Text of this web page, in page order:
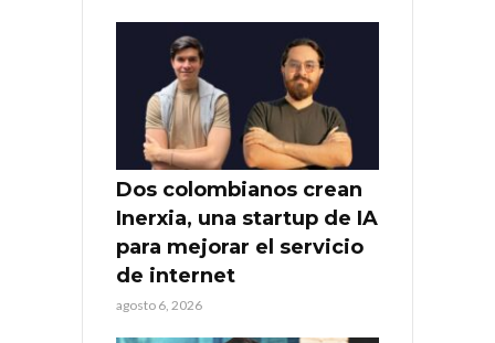
Dos colombianos crean
Inerxia, una startup de IA
para mejorar el servicio
de internet
agosto 6, 2026